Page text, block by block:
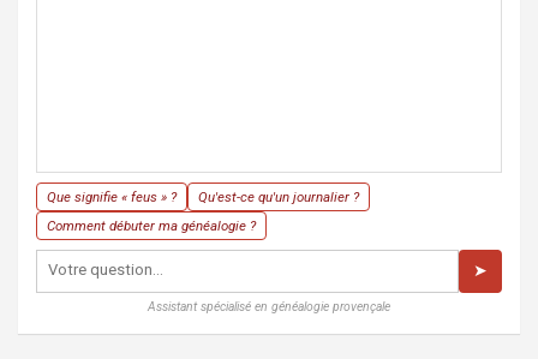
Que signifie « feus » ?
Qu'est-ce qu'un journalier ?
Comment débuter ma généalogie ?
➤
Assistant spécialisé en généalogie provençale